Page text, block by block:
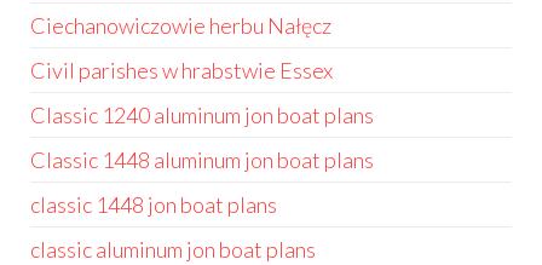
Ciechanowiczowie herbu Nałęcz
Civil parishes w hrabstwie Essex
Classic 1240 aluminum jon boat plans
Classic 1448 aluminum jon boat plans
classic 1448 jon boat plans
classic aluminum jon boat plans